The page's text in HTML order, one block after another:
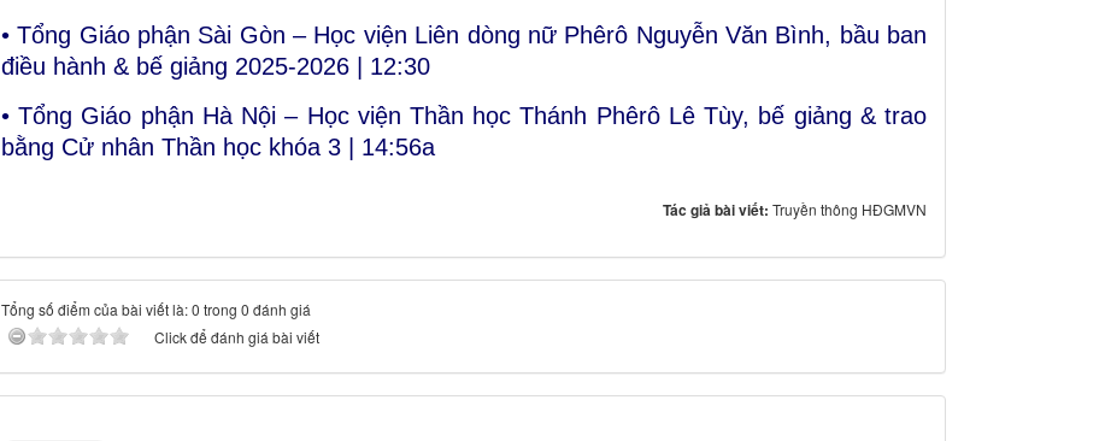
• Tổng Giáo phận Sài Gòn – Học viện Liên dòng nữ Phêrô Nguyễn Văn Bình, bầu ban
điều hành & bế giảng 2025-2026 | 12:30
• Tổng Giáo phận Hà Nội – Học viện Thần học Thánh Phêrô Lê Tùy, bế giảng & trao
bằng Cử nhân Thần học khóa 3 | 14:56a
Tác giả bài viết: Truyền thông HĐGMVN
Tổng số điểm của bài viết là: 0 trong 0 đánh giá
Click để đánh giá bài viết